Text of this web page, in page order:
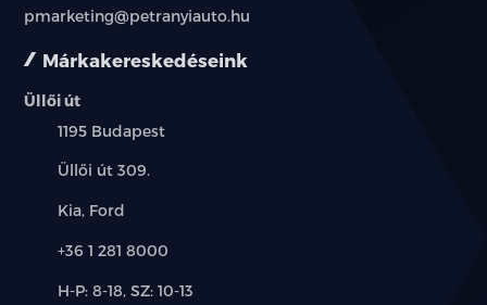
vonóhorog
első tulajdonostól
Márkakereskedéseink
Üllői út
Település:
1195 Budapest
Cím:
Üllői út 309.
Márkák:
Kia, Ford
Telefon:
+36 1 281 8000
Új-
H-P: 8-18, SZ: 10-13
pmarketing@petranyiauto.hu